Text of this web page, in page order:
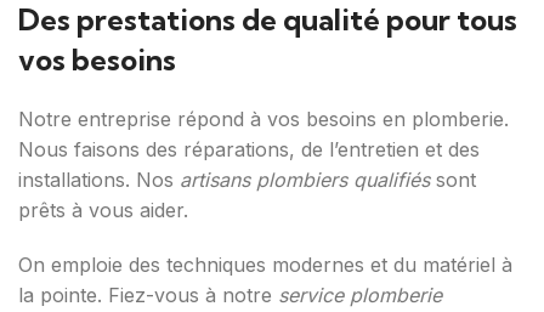
Des prestations de qualité pour tous
vos besoins
Notre entreprise répond à vos besoins en plomberie.
Nous faisons des réparations, de l’entretien et des
installations. Nos artisans plombiers qualifiéssont
prêts à vous aider.
On emploie des techniques modernes et du matériel à
la pointe. Fiez-vous à notre service plomberie